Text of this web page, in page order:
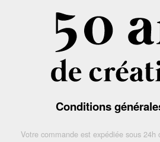
Conditions
Votre commande est expédiée sous 24h